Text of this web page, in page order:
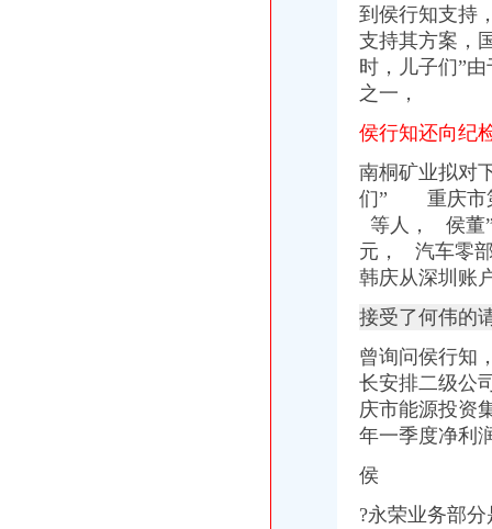
【滑片空机厂家】_滑片空机公司_滑片空机供应商-中国网库
【驻厂财务（青木关）招聘】重庆陈大毛面业发展有限公司新招聘信
【重庆沙坪坝区青木关镇】企业|厂家|黄页|名录_第20页_顺企网
申通快递西永分公司青木关代理点电话,申通快递西永分公司青木关代
能源大佬的儿子们：侯行知黑金链条起底-综合快讯-中国食品饮料网
重庆市星火金属发展有限公司青木关铸钢车间_全球企业库
重庆利达气体有限公司青木关分公司_【电话地址_招聘信息_注册信息_
【青木关公司注册|青木关公司注册代理】-今题青木关公司注册网
【重庆青木关香港公司注册|注册香港公司|香港公司注册查询】-重庆赶
重庆捷快递有限公司青木关分公司_【信用信息_诉讼信息_财务信息_
【重庆青木关外资公司注册|香港公司注册|离岸公司注册】-重庆赶集网
【58同城】重庆沙坪坝青木关内资公司注册服务_内资公司注册代理_
重庆德邦物流有限公司青木关分公司_【信用信息_诉讼信息_财务信息_
【58同城】重庆沙坪坝青木关外资公司注册_外资企业注册_代理外资公
到侯行知支持
支持其方案，
时，儿子们”
之一，
侯行知还向纪
南桐矿业拟对
们” 重庆市第
等人 ， 侯
元， 汽车零
韩庆从深圳账
接受了何伟的
曾询问侯行知
长安排二级公
庆市能源投资
年一季度净利
侯
?永荣业务部